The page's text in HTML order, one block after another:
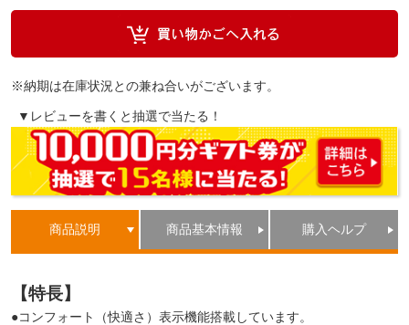
※納期は在庫状況との兼ね合いがございます。
▼レビューを書くと抽選で当たる！
商品説明 商品基本情報 購入ヘルプ
【特長】
●コンフォート（快適さ）表示機能搭載しています。